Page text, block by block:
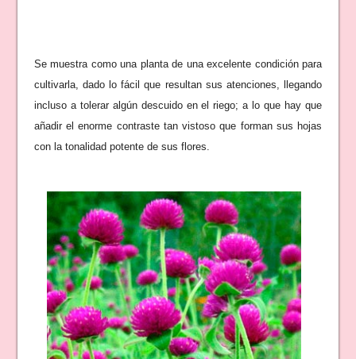
Se muestra como una planta de una excelente condición para
cultivarla, dado lo fácil que resultan sus atenciones, llegando
incluso a tolerar algún descuido en el riego; a lo que hay que
añadir el enorme contraste tan vistoso que forman sus hojas
con la tonalidad potente de sus flores.